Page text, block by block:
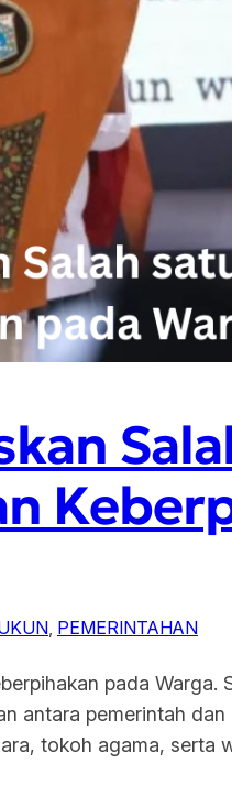
, PEMERINTAHAN
pada
antara pemerintah
tokoh agama, serta